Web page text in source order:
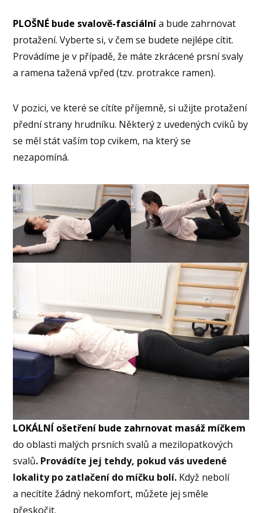
PLOŠNÉ bude svalově-fasciálnía bude zahrnovat
protažení. Vyberte si, v čem se budete nejlépe cítit.
Provádíme je v případě, že máte zkrácené prsní svaly
a ramena tažená vpřed (tzv. protrakce ramen).
V pozici, ve které se cítíte příjemně, si užijte protažení
přední strany hrudníku. Některý z uvedených cviků by
se měl stát vaším top cvikem, na který se
nezapomíná.
LOKÁLNÍ ošetření bude zahrnovat masáž míčkem
do oblasti malých prsních svalů a mezilopatkových
svalů. Provádíte jej tehdy, pokud vás uvedené
lokality po zatlačení do míčku bolí. Když nebolí
a necítíte žádný nekomfort, můžete jej směle
přeskočit.